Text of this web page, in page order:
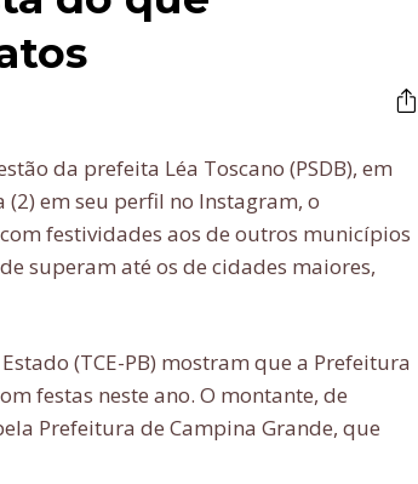
da prefeita Léa Toscano (PSDB), em
em seu perfil no Instagram, o
festividades aos de outros municípios
superam até os de cidades maiores,
(TCE-PB) mostram que a Prefeitura
festas neste ano. O montante, de
Prefeitura de Campina Grande, que